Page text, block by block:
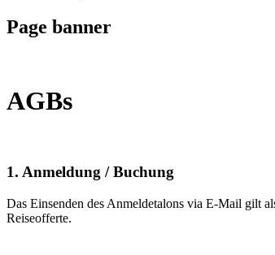
Page banner
AGBs
1. Anmeldung / Buchung
Das Einsenden des Anmeldetalons via E-Mail gilt
Reiseofferte.